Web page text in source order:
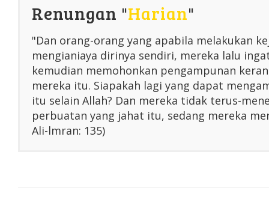
Renungan "Harian"
"Dan orang-orang yang apabila melakukan
mengianiaya dirinya sendiri, mereka lalu
kemudian memohonkan pengampunan
mereka itu. Siapakah lagi yang dapat
itu selain Allah? Dan mereka tidak terus-
perbuatan yang jahat itu, sedang mereka
Ali-lmran: 135)